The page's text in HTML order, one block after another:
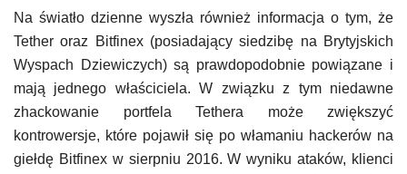
Na światło dzienne wyszła również informacja o tym, że
Tether oraz Bitfinex (posiadający siedzibę na Brytyjskich
Wyspach Dziewiczych) są prawdopodobnie powiązane i
mają jednego właściciela. W związku z tym niedawne
zhackowanie portfela Tethera może zwiększyć
kontrowersje, które pojawił się po włamaniu hackerów na
giełdę Bitfinex w sierpniu 2016. W wyniku ataków, klienci